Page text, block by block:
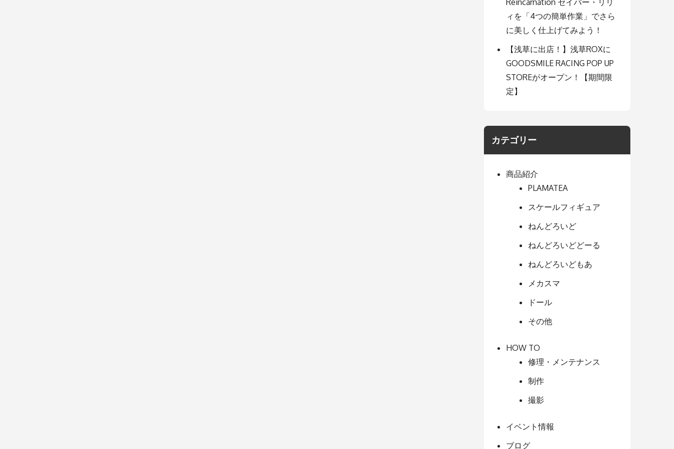
Reincarnation セイバー・リリ
ィを「4つの簡単作業」でさら
に美しく仕上げてみよう！
【浅草に出店！】浅草ROXに
GOODSMILE RACING POP UP
STOREがオープン！【期間限
定】
カテゴリー
商品紹介
PLAMATEA
スケールフィギュア
ねんどろいど
ねんどろいどどーる
ねんどろいどもあ
メカスマ
ドール
その他
HOW TO
修理・メンテナンス
制作
撮影
イベント情報
ブログ